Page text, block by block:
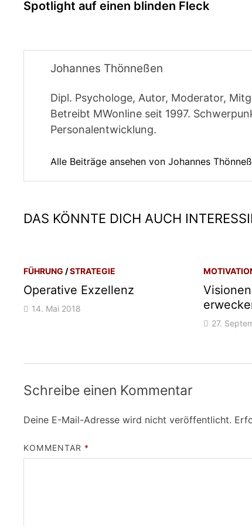
Beitrag:
Spotlight auf einen blinden Fleck
Johannes Thönneßen
Dipl. Psychologe, Autor, Moderator,
Betreibt MWonline seit 1997.
Personalentwicklung.
Alle Beiträge ansehen von Johannes
DAS KÖNNTE DICH AUCH
FÜHRUNG /STRATEGIE
Operative Exzellenz
14. Mai 2018
27.
Schreibe einen Kommentar
Deine E-Mail-Adresse wird nicht veröffentlicht.
KOMMENTAR *